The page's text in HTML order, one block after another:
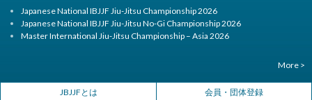
Japanese National IBJJF Jiu-Jitsu Championship 2026
Japanese National IBJJF Jiu-Jitsu No-Gi Championship 2026
Master International Jiu-Jitsu Championship – Asia 2026
More >
JBJJFとは
会員・団体登録